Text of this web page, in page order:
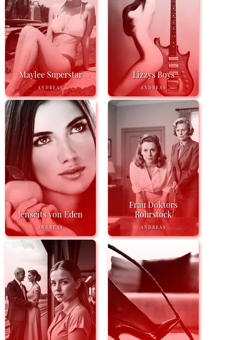
Maylee Superstar
ANDREAS
Lizzys Boys
ANDREAS
Jenseits von Eden
ANDREAS
Frau Doktors
Rohrstock
ANDREAS